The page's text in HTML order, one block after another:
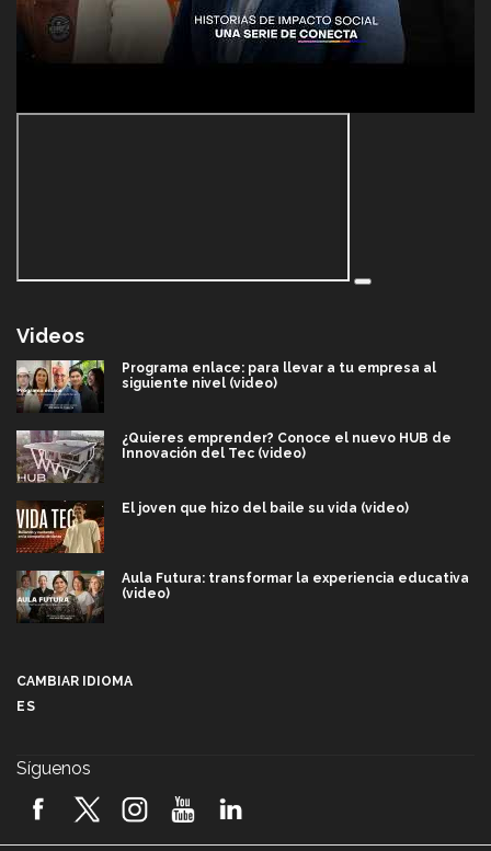
Videos
Programa enlace: para llevar a tu empresa al
siguiente nivel (video)
¿Quieres emprender? Conoce el nuevo HUB de
Innovación del Tec (video)
El joven que hizo del baile su vida (video)
Aula Futura: transformar la experiencia educativa
(video)
2026! (video)
CAMBIAR IDIOMA
ES
Síguenos